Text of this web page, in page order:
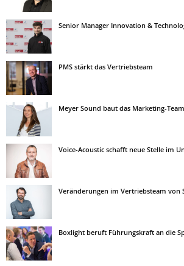
Senior Manager Innovation &
PMS stärkt das Vertriebsteam
Meyer Sound baut das Marketing-
Voice-Acoustic schafft neue Stelle im
Veränderungen im Vertriebsteam von
Boxlight beruft Führungskraft an die